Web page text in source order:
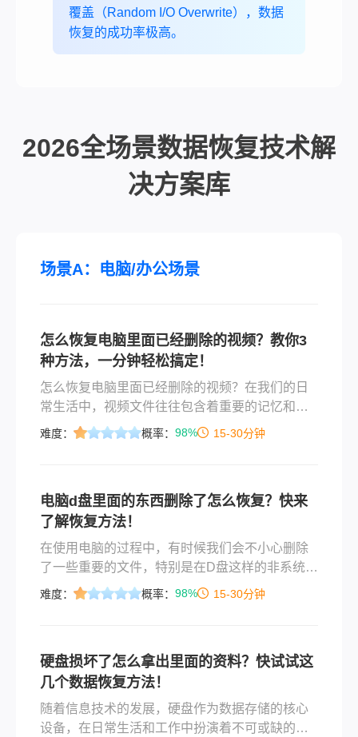
覆盖（Random I/O Overwrite），数据
恢复的成功率极高。
2026全场景数据恢复技术解
决方案库
场景A：电脑/办公场景
怎么恢复电脑里面已经删除的视频？教你3
种方法，一分钟轻松搞定！
怎么恢复电脑里面已经删除的视频？在我们的日
常生活中，视频文件往往包含着重要的记忆和资
料。当你误删或丢失了电脑中的视频文件时，可
难度： 概率： 98% 15-30分钟
电脑d盘里面的东西删除了怎么恢复？快来
了解恢复方法！
在使用电脑的过程中，有时候我们会不小心删除
了一些重要的文件，特别是在D盘这样的非系统盘
上。无论是误操作还是其他原因，丢失文件都会
您找回丢失的数据。
难度： 概率： 98% 15-30分钟
硬盘损坏了怎么拿出里面的资料？快试试这
几个数据恢复方法！
随着信息技术的发展，硬盘作为数据存储的核心
设备，在日常生活和工作中扮演着不可或缺的角